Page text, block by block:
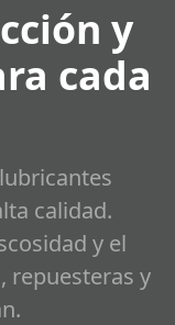
y
cada
calidad.
y el
repuesteras y